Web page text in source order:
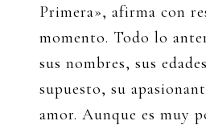
Primera», afirma con
momento. Todo lo
sus nombres, sus
supuesto, su
amor. Aunque es muy